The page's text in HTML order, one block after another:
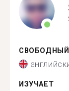
СВОБОДНЫЙ
ИЗУЧАЕТ